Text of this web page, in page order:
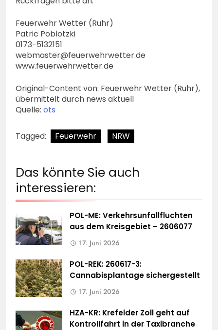
Feuerwehr Wetter (Ruhr)
Patric Poblotzki
0173-5132151
webmaster@feuerwehrwetter.de
www.feuerwehrwetter.de
Original-Content von: Feuerwehr Wetter (Ruhr),
übermittelt durch news aktuell
Quelle: ots
Tagged: Feuerwehr NRW
Das könnte Sie auch
interessieren:
POL-ME: Verkehrsunfallfluchten
aus dem Kreisgebiet – 2606077
17. Juni 2026
POL-REK: 260617-3:
Cannabisplantage sichergestellt
17. Juni 2026
HZA-KR: Krefelder Zoll geht auf
Kontrollfahrt in der Taxibranche